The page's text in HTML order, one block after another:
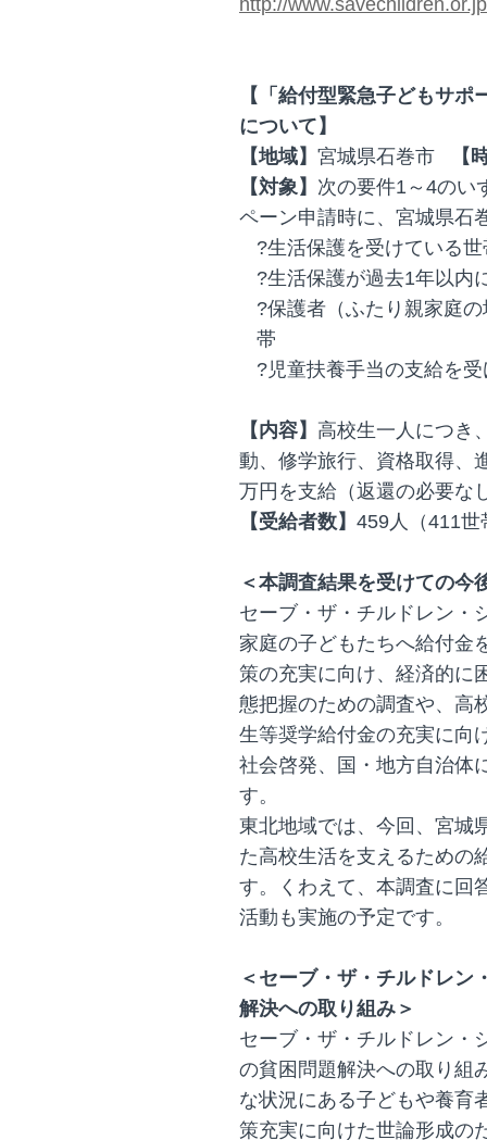
http://
【「給付型緊急子どもサ
について】
【地域】 宮城県石巻市
【
【対象】 次の要件1～4のい
ペーン申請時に、宮城県石
?生活保護を受けている世
?生活保護が過去1年以内
?保護者（ふたり親家庭
帯
?児童扶養手当の支給を
【内容】 高校生一人につき
動、修学旅行、資格取得、
万円を支給（返還の必要な
【受給者数】 459人（411世
＜本調査結果を受けての今
セーブ・ザ・チルドレン・
家庭の子どもたちへ給付金
策の充実に向け、経済的に
態把握のための調査や、高
生等奨学給付金の充実に向
社会啓発、国・地方自治体
す。
東北地域では、今回、宮城
た高校生活を支えるための
す。くわえて、本調査に回
活動も実施の予定です。
＜セーブ・ザ・チルドレン
解決への取り組み＞
セーブ・ザ・チルドレン・
の貧困問題解決への取り組
な状況にある子どもや養育
策充実に向けた世論形成の